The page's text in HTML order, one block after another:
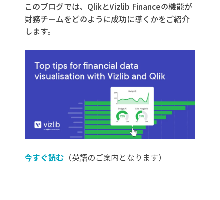
このブログでは、QlikとVizlib Financeの機能が
財務チームをどのように成功に導くかをご紹介
します。
今すぐ読む （英語のご案内となります）